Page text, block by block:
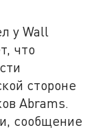
у Wall
что
стороне
Abrams.
сообщение